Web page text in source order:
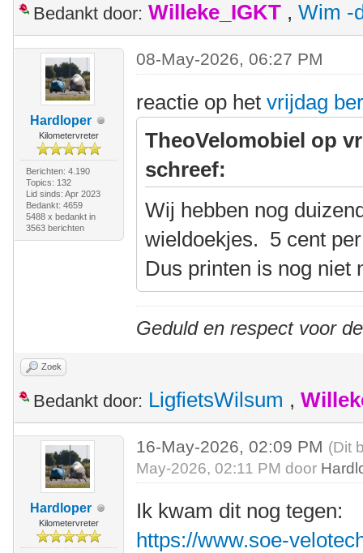
Bedankt door: Willeke_IGKT , Wim -
Hardloper
Kilometervreter
Berichten: 4.190
Topics: 132
Lid sinds: Apr 2023
Bedankt: 4659
5488 x bedankt in
3563 berichten
08-May-2026, 06:27 PM
reactie op hetvrijdag
TheoVelomobiel op
schreef:
Wij hebben nog
wieldoekjes. 5 cent
Dus printen is nog niet
Geduld en respect voor
Zoek
Bedankt door: LigfietsWilsum ,
Hardloper
Kilometervreter
16-May-2026, 02:09 PM (Dit
May-2026, 02:11 PM door
Ik kwam dit nog tegen:
https://www.soe-